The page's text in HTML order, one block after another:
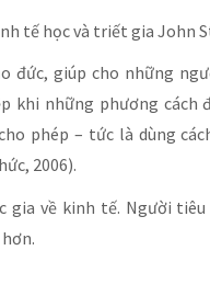
tế học và triết gia John
đức, giúp cho những
khi những phương cách
phép – tức là dùng
2006).
gia về kinh tế. Người